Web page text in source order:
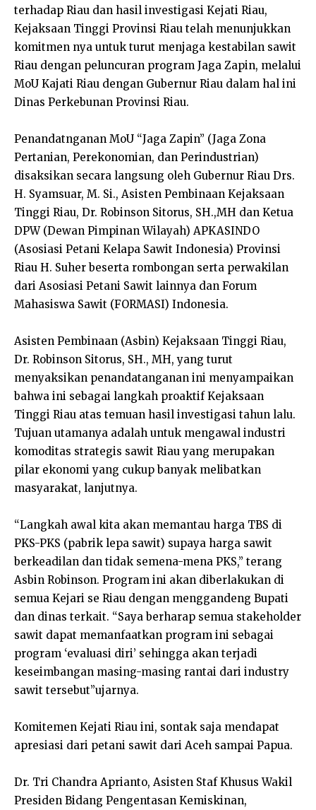
terhadap Riau dan hasil investigasi Kejati Riau,
Kejaksaan Tinggi Provinsi Riau telah menunjukkan
komitmen nya untuk turut menjaga kestabilan sawit
Riau dengan peluncuran program Jaga Zapin, melalui
MoU Kajati Riau dengan Gubernur Riau dalam hal ini
Dinas Perkebunan Provinsi Riau.
Penandatnganan MoU “Jaga Zapin” (Jaga Zona
Pertanian, Perekonomian, dan Perindustrian)
disaksikan secara langsung oleh Gubernur Riau Drs.
H. Syamsuar, M. Si., Asisten Pembinaan Kejaksaan
Tinggi Riau, Dr. Robinson Sitorus, SH.,MH dan Ketua
DPW (Dewan Pimpinan Wilayah) APKASINDO
(Asosiasi Petani Kelapa Sawit Indonesia) Provinsi
Riau H. Suher beserta rombongan serta perwakilan
dari Asosiasi Petani Sawit lainnya dan Forum
Mahasiswa Sawit (FORMASI) Indonesia.
Asisten Pembinaan (Asbin) Kejaksaan Tinggi Riau,
Dr. Robinson Sitorus, SH., MH, yang turut
menyaksikan penandatanganan ini menyampaikan
bahwa ini sebagai langkah proaktif Kejaksaan
Tinggi Riau atas temuan hasil investigasi tahun lalu.
Tujuan utamanya adalah untuk mengawal industri
komoditas strategis sawit Riau yang merupakan
pilar ekonomi yang cukup banyak melibatkan
masyarakat, lanjutnya.
“Langkah awal kita akan memantau harga TBS di
PKS-PKS (pabrik lepa sawit) supaya harga sawit
berkeadilan dan tidak semena-mena PKS,” terang
Asbin Robinson. Program ini akan diberlakukan di
semua Kejari se Riau dengan menggandeng Bupati
dan dinas terkait. “Saya berharap semua stakeholder
sawit dapat memanfaatkan program ini sebagai
program ‘evaluasi diri’ sehingga akan terjadi
keseimbangan masing-masing rantai dari industry
sawit tersebut”ujarnya.
Komitemen Kejati Riau ini, sontak saja mendapat
apresiasi dari petani sawit dari Aceh sampai Papua.
Dr. Tri Chandra Aprianto, Asisten Staf Khusus Wakil
Presiden Bidang Pengentasan Kemiskinan,